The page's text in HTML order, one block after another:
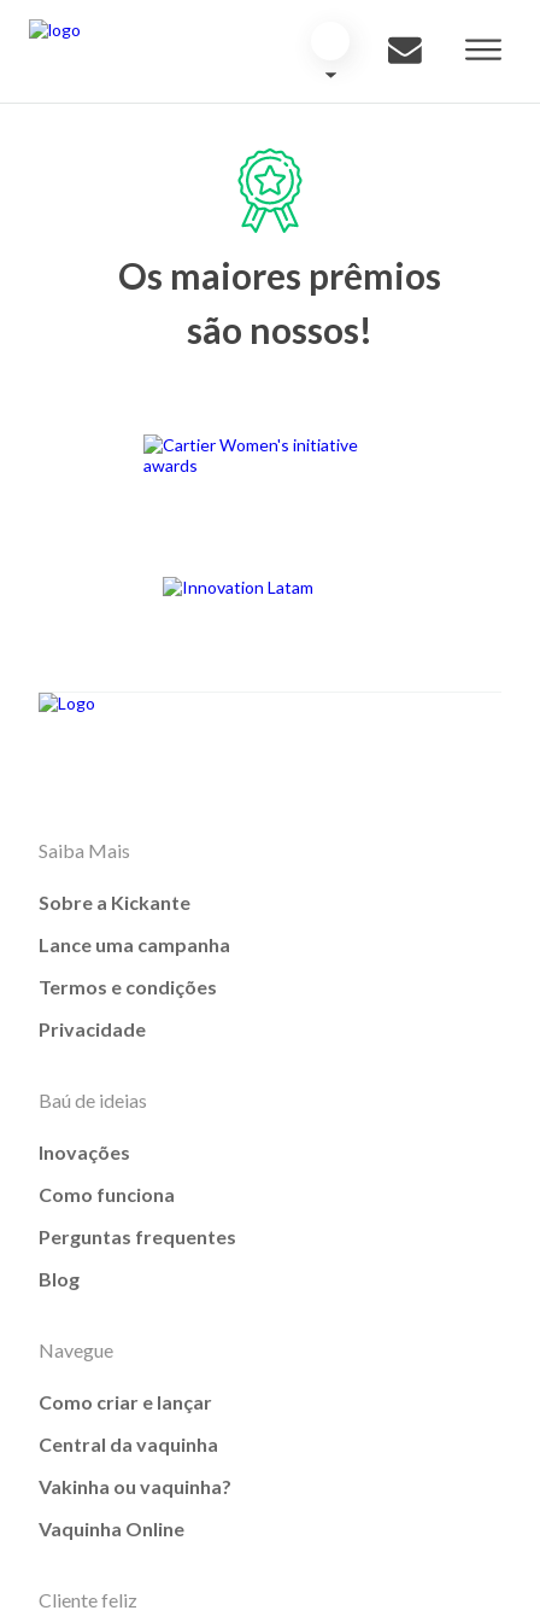
Os maiores prêmios
são nossos!
Saiba Mais
Sobre a Kickante
Lance uma campanha
Termos e condições
Privacidade
Baú de ideias
Inovações
Como funciona
Perguntas frequentes
Blog
Navegue
Como criar e lançar
Central da vaquinha
Vakinha ou vaquinha?
Vaquinha Online
Cliente feliz